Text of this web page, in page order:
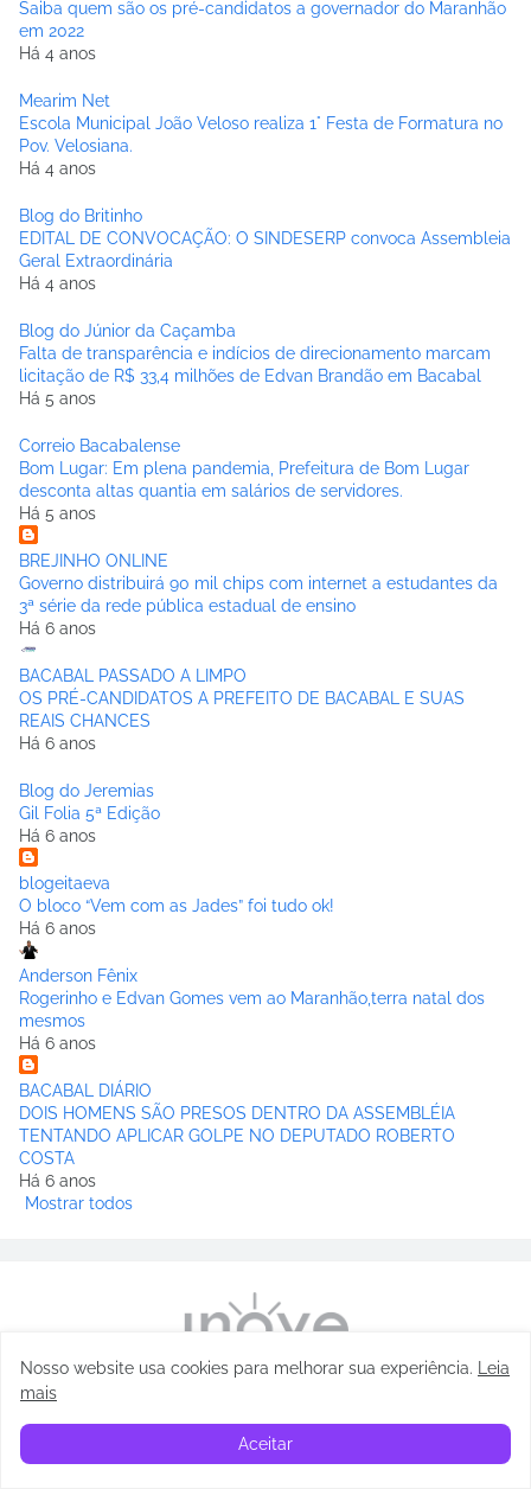
Saiba quem são os pré-candidatos a governador do Maranhão
em 2022
Há 4 anos
Mearim Net
Escola Municipal João Veloso realiza 1° Festa de Formatura no
Pov. Velosiana.
Há 4 anos
Blog do Britinho
EDITAL DE CONVOCAÇÃO: O SINDESERP convoca Assembleia
Geral Extraordinária
Há 4 anos
Blog do Júnior da Caçamba
Falta de transparência e indícios de direcionamento marcam
licitação de R$ 33,4 milhões de Edvan Brandão em Bacabal
Há 5 anos
Correio Bacabalense
Bom Lugar: Em plena pandemia, Prefeitura de Bom Lugar
desconta altas quantia em salários de servidores.
Há 5 anos
BREJINHO ONLINE
Governo distribuirá 90 mil chips com internet a estudantes da
3ª série da rede pública estadual de ensino
Há 6 anos
BACABAL PASSADO A LIMPO
OS PRÉ-CANDIDATOS A PREFEITO DE BACABAL E SUAS
REAIS CHANCES
Há 6 anos
Blog do Jeremias
Gil Folia 5ª Edição
Há 6 anos
blogeitaeva
O bloco “Vem com as Jades” foi tudo ok!
Há 6 anos
Anderson Fênix
Rogerinho e Edvan Gomes vem ao Maranhão,terra natal dos
mesmos
Há 6 anos
BACABAL DIÁRIO
DOIS HOMENS SÃO PRESOS DENTRO DA ASSEMBLÉIA
TENTANDO APLICAR GOLPE NO DEPUTADO ROBERTO
COSTA
Há 6 anos
Mostrar todos
Nosso website usa cookies para melhorar sua experiência.
Leia
mais
Aceitar